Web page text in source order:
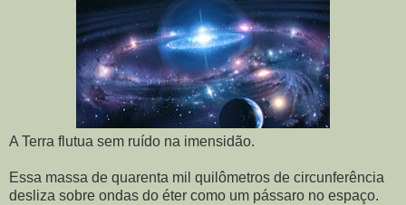
A Terra flutua sem ruído na imensidão.
Essa massa de quarenta mil quilômetros de circunferência
desliza sobre ondas do éter como um pássaro no espaço.